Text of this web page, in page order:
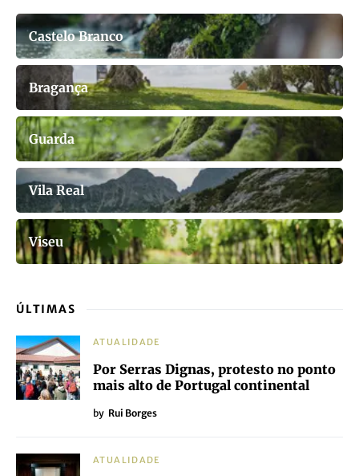
Castelo Branco
Bragança
Guarda
Vila Real
Viseu
ÚLTIMAS
ATUALIDADE
Por Serras Dignas, protesto no ponto
mais alto de Portugal continental
by Rui Borges
ATUALIDADE